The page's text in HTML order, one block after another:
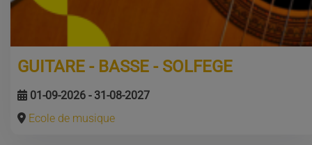
GUITARE - BASSE - SOLFEGE
01-09-2026 - 31-08-2027
Ecole de musique